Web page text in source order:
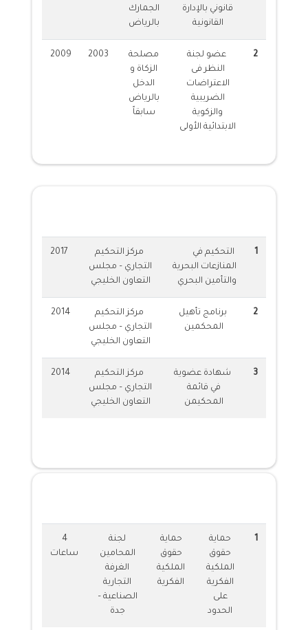
قانوني بالإدارة
القانونية
الجمارك
بالرياض
عضو لجنة
النظر فى
الاعتراضات
الضريبية
والزكوية
الابتدائية الأولى
مصلحة
الزكاة و
الدخل
بالرياض
سابقاً
2003
2009
التحكيم في
المنازعات البحرية
والتأمين البحري
مركز التحكيم
التجاري – مجلس
التعاون الخليجي
2017
برنامج تأهيل
المحكمين
مركز التحكيم
التجاري – مجلس
التعاون الخليجي
2014
شهادة عضوية
في قائمة
المحكيمن
مركز التحكيم
التجاري – مجلس
التعاون الخليجي
2014
حماية
حقوق
الملكية
الفكرية
على
الحدود
حماية
حقوق
الملكية
الفكرية
لجنة
المحامين
الغرفة
التجارية
الصناعية –
جدة
ساعات